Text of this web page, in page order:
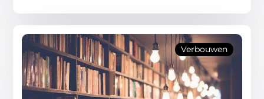
Verbouwen